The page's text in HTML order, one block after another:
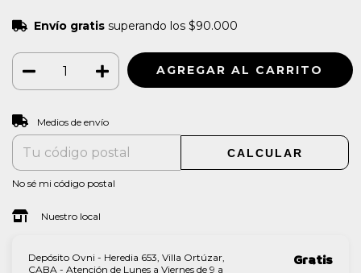
Envío gratis superando los $90.000
Entregas para el CP:
Medios de envío
CALCULAR
No sé mi código postal
Nuestro local
Depósito Ovni - Heredia 653, Villa Ortúzar,
CABA - Atención de Lunes a Viernes de 9 a
Gratis